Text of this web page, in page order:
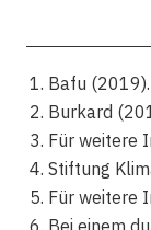
Bafu (2019).
Burkard
Für weitere
Stiftung
Für weitere
Bei einem